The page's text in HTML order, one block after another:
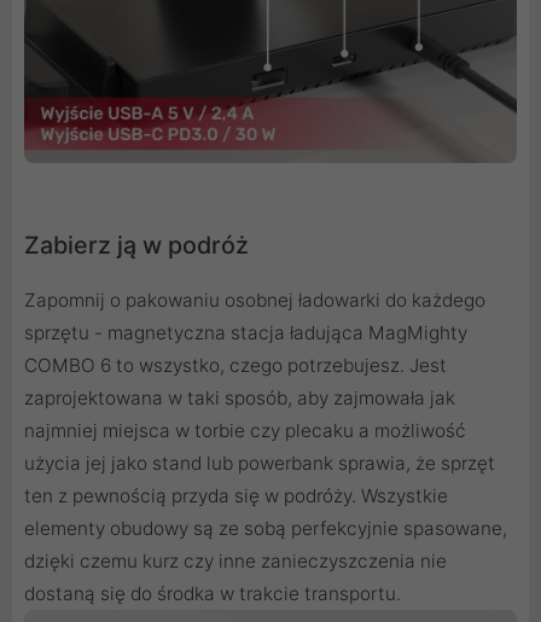
Zabierz ją w podróż
Zapomnij o pakowaniu osobnej ładowarki do każdego
sprzętu - magnetyczna stacja ładująca MagMighty
COMBO 6 to wszystko, czego potrzebujesz. Jest
zaprojektowana w taki sposób, aby zajmowała jak
najmniej miejsca w torbie czy plecaku a możliwość
użycia jej jako stand lub powerbank sprawia, że sprzęt
ten z pewnością przyda się w podróży. Wszystkie
elementy obudowy są ze sobą perfekcyjnie spasowane,
dzięki czemu kurz czy inne zanieczyszczenia nie
dostaną się do środka w trakcie transportu.